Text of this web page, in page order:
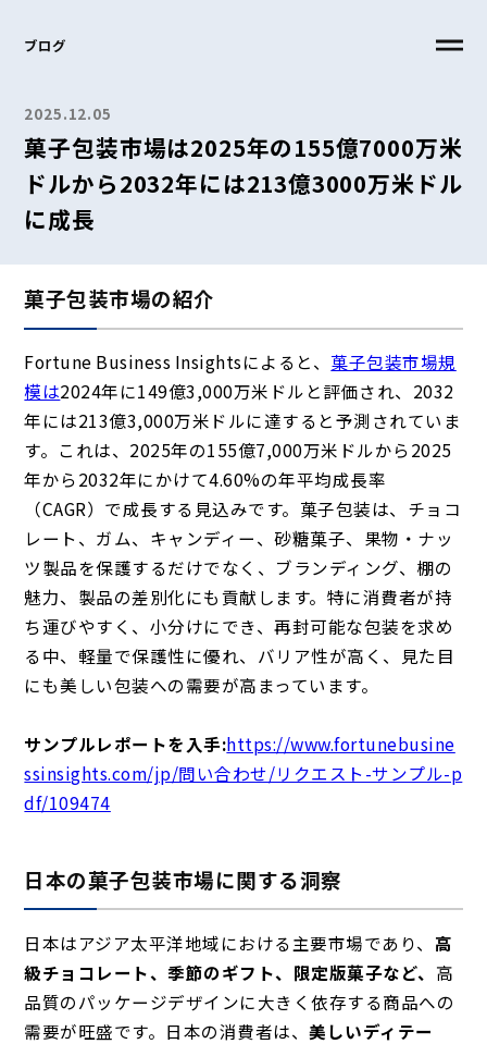
ブログ
2025.12.05
菓子包装市場は2025年の155億7000万米
ドルから2032年には213億3000万米ドル
に成長
菓子包装市場の紹介
Fortune Business Insightsによると、 菓子包装市場規
模は2024年に149億3,000万米ドルと評価され、2032
年には213億3,000万米ドルに達すると予測されていま
す。これは、2025年の155億7,000万米ドルから2025
年から2032年にかけて4.60%の年平均成長率
（CAGR）で成長する見込みです。菓子包装は、チョコ
レート、ガム、キャンディー、砂糖菓子、果物・ナッ
ツ製品を保護するだけでなく、ブランディング、棚の
魅力、製品の差別化にも貢献します。特に消費者が持
ち運びやすく、小分けにでき、再封可能な包装を求め
る中、軽量で保護性に優れ、バリア性が高く、見た目
にも美しい包装への需要が高まっています。
サンプルレポートを入手:https://www.fortunebusine
ssinsights.com/jp/問い合わせ/リクエスト-サンプル-p
df/109474
日本の菓子包装市場に関する洞察
日本はアジア太平洋地域における主要市場であり、 高
級チョコレート、季節のギフト、限定版菓子など、 高
品質のパッケージデザインに大きく依存する商品への
需要が旺盛です。日本の消費者は、美しいディテー